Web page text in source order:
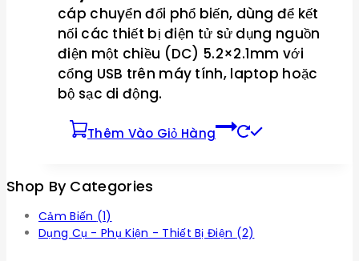
cáp chuyển đổi phổ biến, dùng để kết
nối các thiết bị điện tử sử dụng nguồn
điện một chiều (DC) 5.2×2.1mm với
cổng USB trên máy tính, laptop hoặc
bộ sạc di động.
Thêm Vào Giỏ Hàng
Shop By Categories
Cảm Biến (1)
Dụng Cụ - Phụ Kiện - Thiết Bị Điện (2)